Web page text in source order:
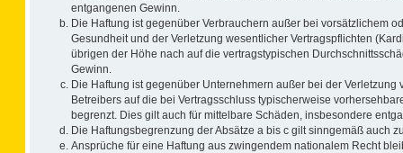
entgangenen Gewinn.
Die Haftung ist gegenüber Verbrauchern außer bei vorsätzlichem
Gesundheit und der Verletzung wesentlicher Vertragspflichten
übrigen der Höhe nach auf die vertragstypischen
Gewinn.
Die Haftung ist gegenüber Unternehmern außer bei der
Betreibers auf die bei Vertragsschluss typischerweise
begrenzt. Dies gilt auch für mittelbare Schäden, insbesondere
Die Haftungsbegrenzung der Absätze a bis c gilt sinngemäß auch
Ansprüche für eine Haftung aus zwingendem nationalem Recht